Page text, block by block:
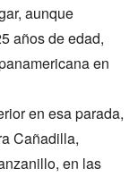
aunque
años de edad,
en
en esa parada,
Cañadilla,
en las